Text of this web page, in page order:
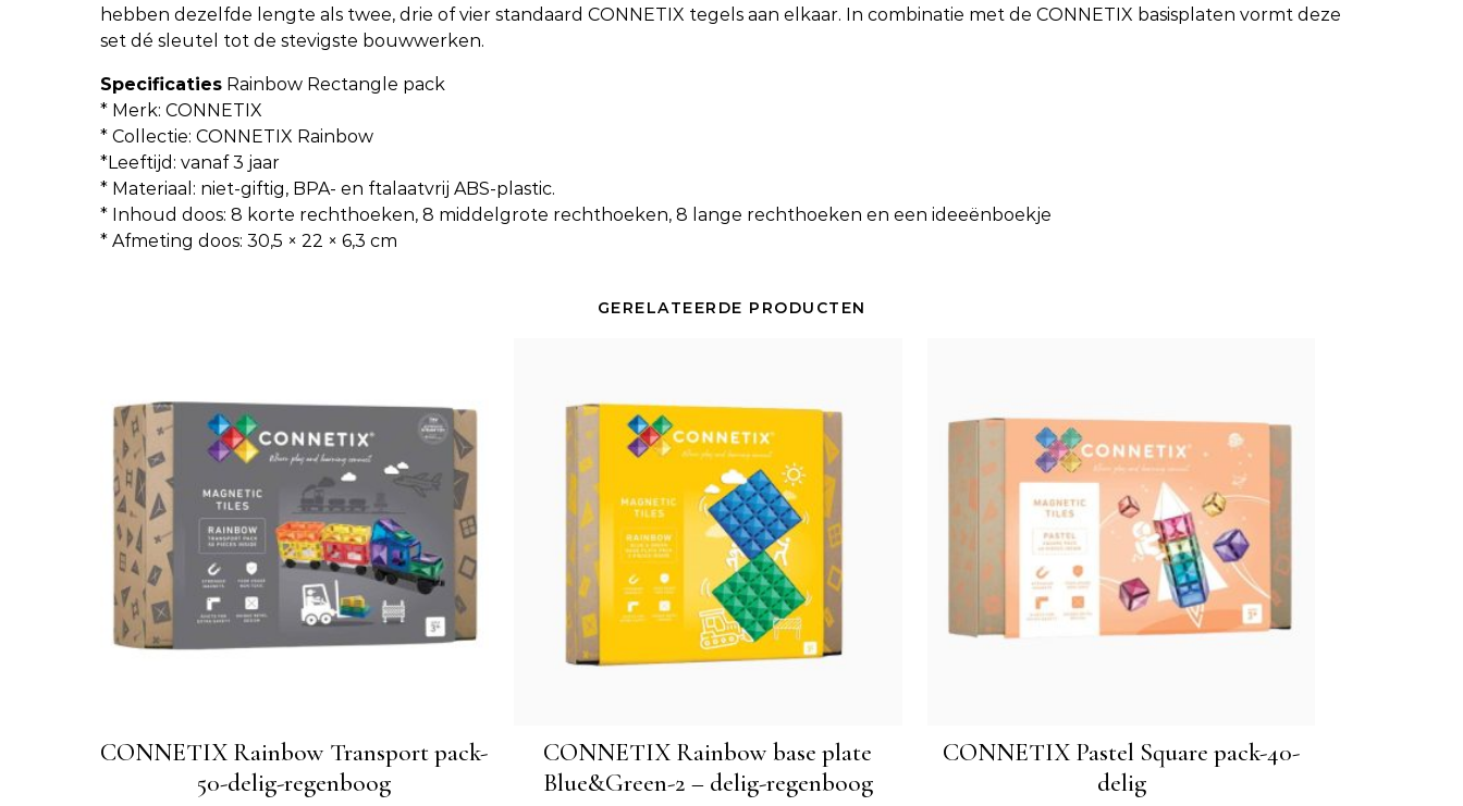
hebben dezelfde lengte als twee, drie of vier standaard CONNETIX tegels aan elkaar. In combinatie met de CONNETIX basisplaten vormt deze
set dé sleutel tot de stevigste bouwwerken.
Specificaties Rainbow Rectangle pack
* Merk: CONNETIX
* Collectie: CONNETIX Rainbow
*Leeftijd: vanaf 3 jaar
* Materiaal: niet-giftig, BPA- en ftalaatvrij ABS-plastic.
* Inhoud doos: 8 korte rechthoeken, 8 middelgrote rechthoeken, 8 lange rechthoeken en een ideeënboekje
* Afmeting doos: 30,5 × 22 × 6,3 cm
GERELATEERDE PRODUCTEN
CONNETIX Rainbow Transport pack-
50-delig-regenboog
CONNETIX Rainbow base plate
Blue&Green-2 – delig-regenboog
CONNETIX Pastel Square pack-40-
delig